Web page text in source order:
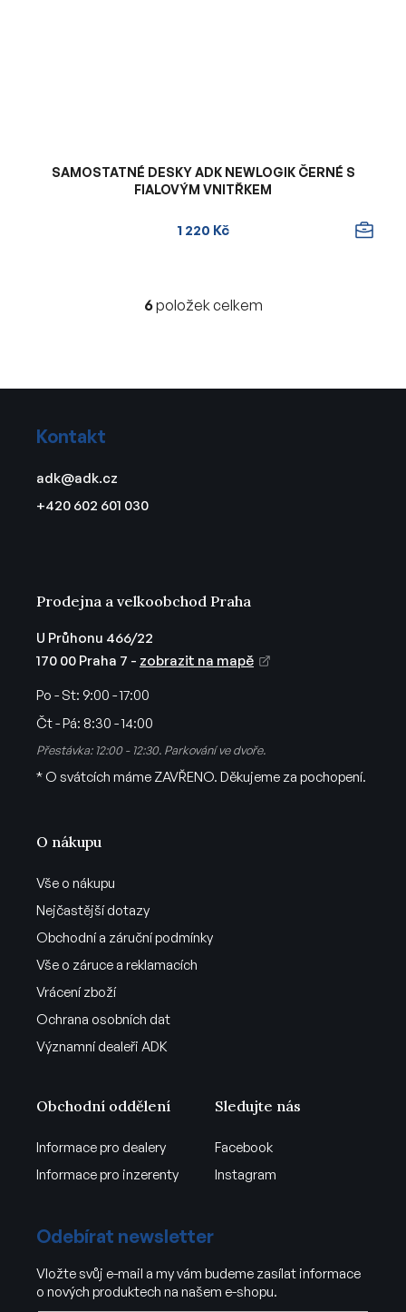
SAMOSTATNÉ DESKY ADK NEWLOGIK ČERNÉ S
FIALOVÝM VNITŘKEM
1 220 Kč
O
d
ý
p
s
u
6položek celkem
Kontakt
adk@adk.cz
+420 602 601 030
O nákupu
Vše o nákupu
Nejčastější dotazy
Obchodní a záruční podmínky
Vše o záruce a reklamacích
Vrácení zboží
Ochrana osobních dat
Významní dealeři ADK
Prodejna a velkoobchod Praha
U Průhonu 466/22
170 00 Praha 7 - zobrazit na mapě
Po - St: 9:00 - 17:00
Čt - Pá: 8:30 - 14:00
Přestávka: 12:00 - 12:30. Parkování ve dvoře.
* O svátcích máme ZAVŘENO. Děkujeme za pochopení.
Obchodní oddělení
Informace pro dealery
Informace pro inzerenty
Sledujte nás
Facebook
Instagram
Odebírat newsletter
Vložte svůj e-mail a my vám budeme zasílat informace
o nových produktech na našem e-shopu.